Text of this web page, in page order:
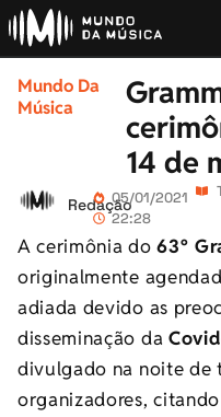
Mundo Da
Música
14 de
Redação05/01/2021
22:28
A cerimônia do63º
originalmente
adiada devido as
disseminação da
divulgado na noite de
organizadores, citando